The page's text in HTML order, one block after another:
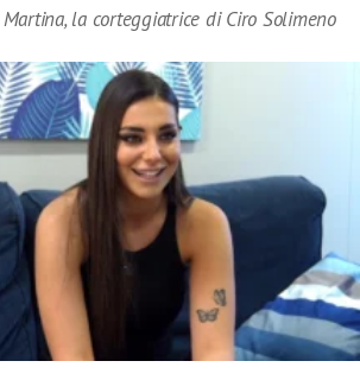
la corteggiatrice di Ciro Solimeno